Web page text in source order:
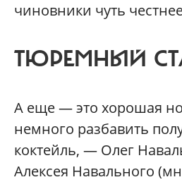
чиновники чуть
ТЮРЕМНЫЙ
А еще — это хорошая
немного разбавить
коктейль, — Олег
Алексея Навального